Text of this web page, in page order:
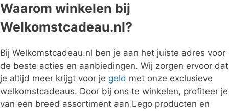
Waarom winkelen bij
Welkomstcadeau.nl?
Bij Welkomstcadeau.nl ben je aan het juiste adres voor
de beste acties en aanbiedingen. Wij zorgen ervoor dat
je altijd meer krijgt voor je geld met onze exclusieve
welkomstcadeaus. Door bij ons te winkelen, profiteer je
van een breed assortiment aan Lego producten en